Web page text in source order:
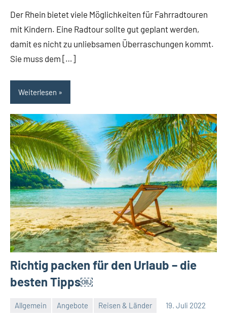
Der Rhein bietet viele Möglichkeiten für Fahrradtouren
mit Kindern. Eine Radtour sollte gut geplant werden,
damit es nicht zu unliebsamen Überraschungen kommt.
Sie muss dem […]
Weiterlesen
Richtig packen für den Urlaub – die
besten Tipps￼
Allgemein Angebote Reisen & Länder 19. Juli 2022
Redaktion
Keine